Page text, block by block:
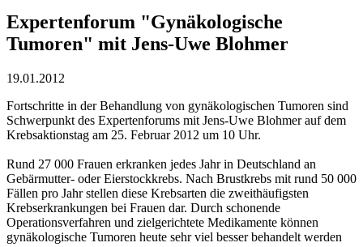
Expertenforum "Gynäkologische
Tumoren" mit Jens-Uwe Blohmer
19.01.2012
Fortschritte in der Behandlung von gynäkologischen Tumoren sind
Schwerpunkt des Expertenforums mit Jens-Uwe Blohmer auf dem
Krebsaktionstag am 25. Februar 2012 um 10 Uhr.
Rund 27 000 Frauen erkranken jedes Jahr in Deutschland an
Gebärmutter- oder Eierstockkrebs. Nach Brustkrebs mit rund 50 000
Fällen pro Jahr stellen diese Krebsarten die zweithäufigsten
Krebserkrankungen bei Frauen dar. Durch schonende
Operationsverfahren und zielgerichtete Medikamente können
gynäkologische Tumoren heute sehr viel besser behandelt werden